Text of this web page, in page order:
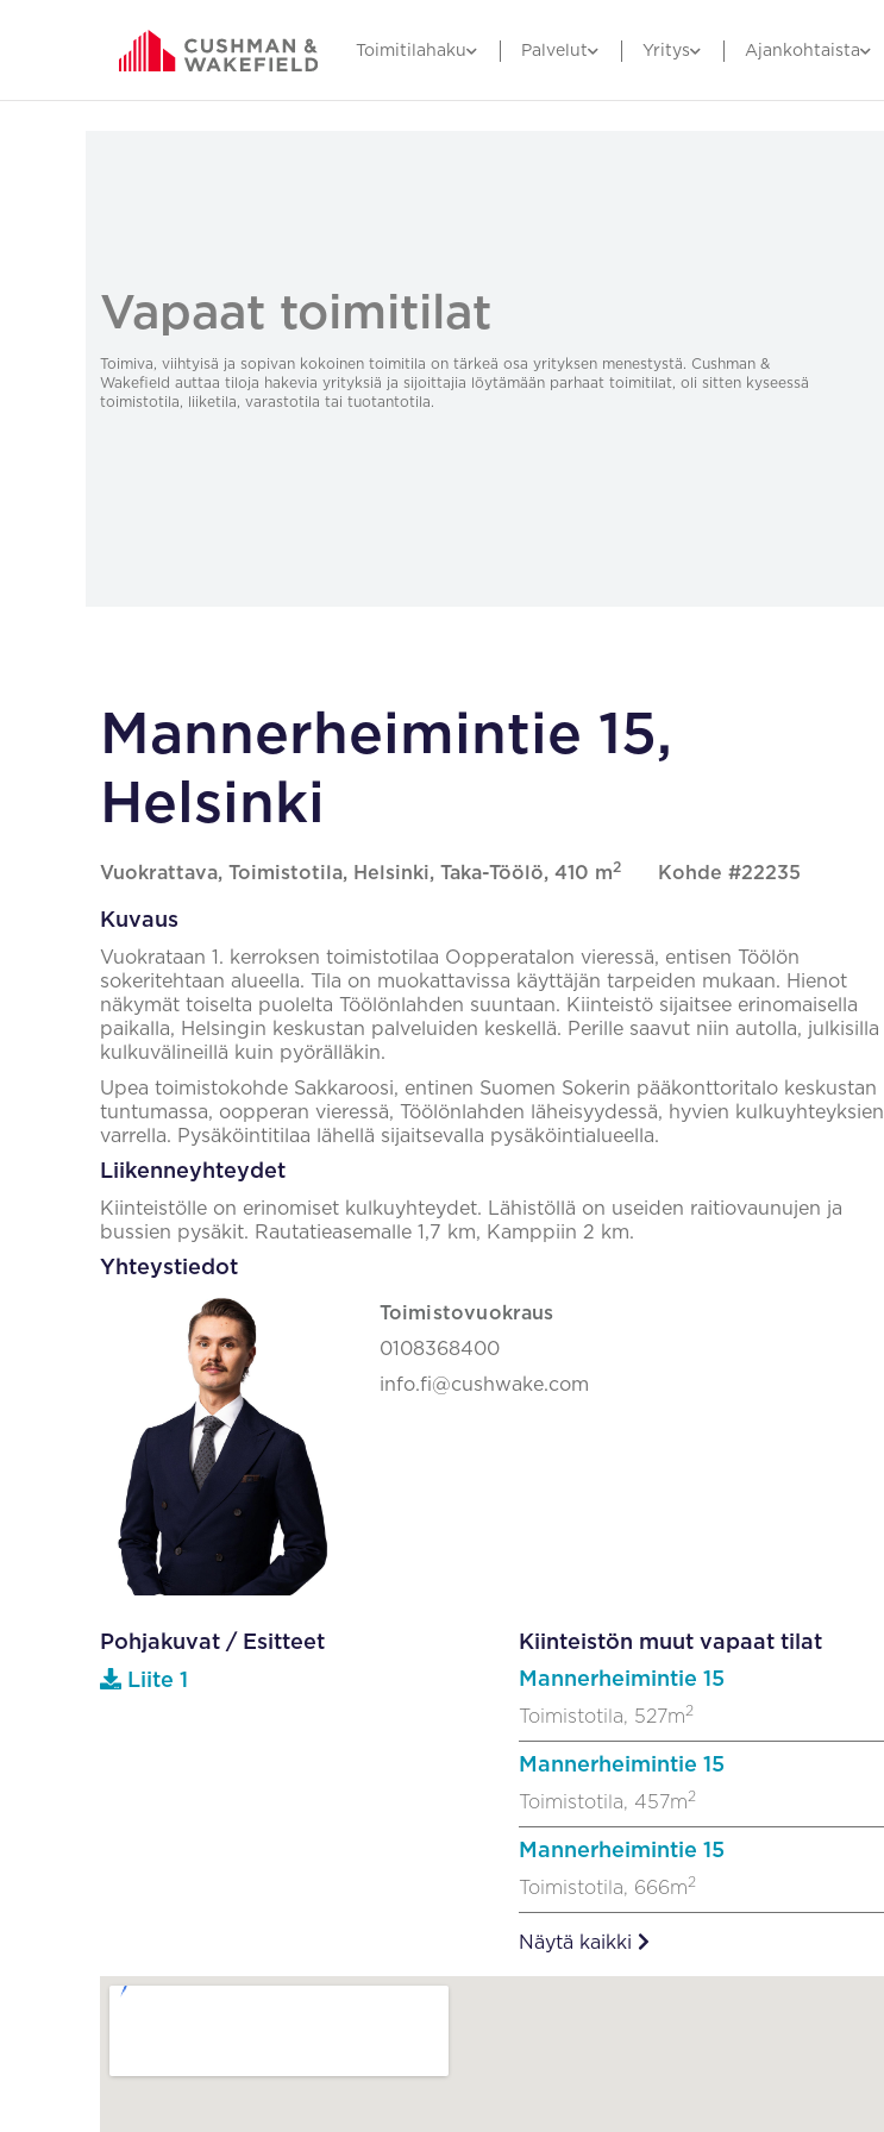
Toimitilahaku Palvelut Yritys Ajankohtaista
Vapaat toimitilat
Toimiva, viihtyisä ja sopivan kokoinen toimitila on tärkeä osa yrityksen menestystä. Cushman &
Wakefield auttaa tiloja hakevia yrityksiä ja sijoittajia löytämään parhaat toimitilat, oli sitten kyseessä
toimistotila, liiketila, varastotila tai tuotantotila.
Mannerheimintie 15,
Helsinki
Vuokrattava, Toimistotila, Helsinki, Taka-Töölö, 410 m2 Kohde #22235
Kuvaus
Vuokrataan 1. kerroksen toimistotilaa Oopperatalon vieressä, entisen Töölön
sokeritehtaan alueella. Tila on muokattavissa käyttäjän tarpeiden mukaan. Hienot
näkymät toiselta puolelta Töölönlahden suuntaan. Kiinteistö sijaitsee erinomaisella
paikalla, Helsingin keskustan palveluiden keskellä. Perille saavut niin autolla, julkisilla
kulkuvälineillä kuin pyörälläkin.
Upea toimistokohde Sakkaroosi, entinen Suomen Sokerin pääkonttoritalo keskustan
tuntumassa, oopperan vieressä, Töölönlahden läheisyydessä, hyvien kulkuyhteyksien
varrella. Pysäköintitilaa lähellä sijaitsevalla pysäköintialueella.
Liikenneyhteydet
Kiinteistölle on erinomiset kulkuyhteydet. Lähistöllä on useiden raitiovaunujen ja
bussien pysäkit. Rautatieasemalle 1,7 km, Kamppiin 2 km.
Yhteystiedot
Toimistovuokraus
0108368400
info.fi@cushwake.com
Pohjakuvat / Esitteet
Liite 1
Kiinteistön muut vapaat tilat
Mannerheimintie 15
Toimistotila, 527m2
Mannerheimintie 15
Toimistotila, 457m2
Mannerheimintie 15
Toimistotila, 666m2
Näytä kaikki